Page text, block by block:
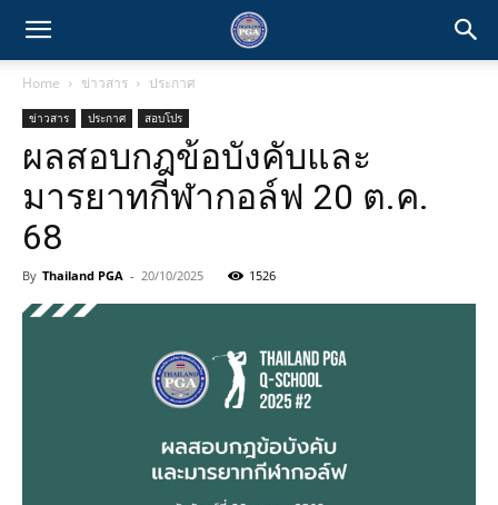
Home ข่าวสาร ประกาศ
ข่าวสาร ประกาศ สอบโปร
ผลสอบกฎข้อบังคับและ
มารยาทกีฬากอล์ฟ 20 ต.ค.
68
By Thailand PGA - 20/10/2025 1526